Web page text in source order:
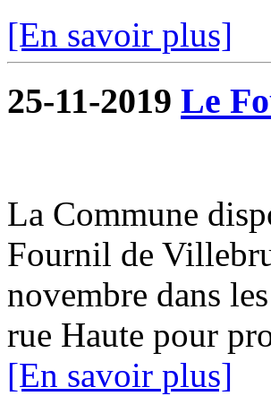
[En savoir plus]
25-11-2019 Le
La Commune
Fournil de
novembre dans
rue Haute pour
[En savoir plus]